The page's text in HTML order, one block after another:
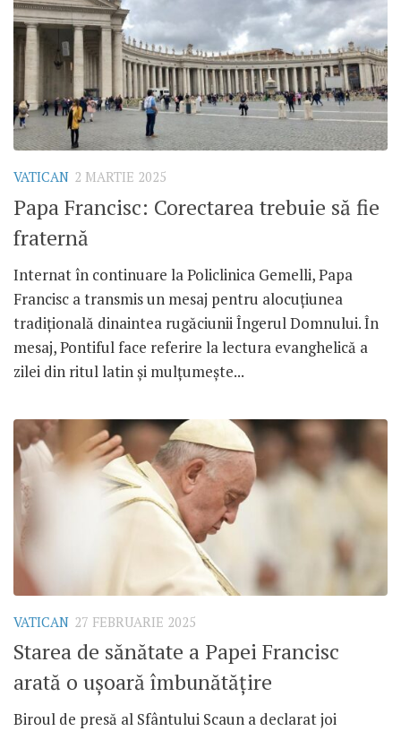
VATICAN 2 MARTIE 2025
Papa Francisc: Corectarea trebuie să fie
fraternă
Internat în continuare la Policlinica Gemelli, Papa
Francisc a transmis un mesaj pentru alocuțiunea
tradițională dinaintea rugăciunii Îngerul Domnului. În
mesaj, Pontiful face referire la lectura evanghelică a
zilei din ritul latin și mulțumește...
VATICAN 27 FEBRUARIE 2025
Starea de sănătate a Papei Francisc
arată o ușoară îmbunătățire
Biroul de presă al Sfântului Scaun a declarat joi